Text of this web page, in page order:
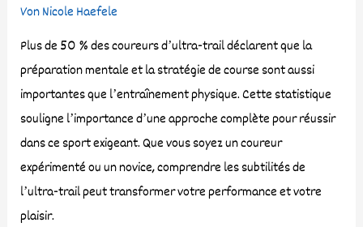
VonNicole Haefele
Plus de 50 % des coureurs d’ultra-trail déclarent que la
préparation mentale et la stratégie de course sont aussi
importantes que l’entraînement physique. Cette statistique
souligne l’importance d’une approche complète pour réussir
dans ce sport exigeant. Que vous soyez un coureur
expérimenté ou un novice, comprendre les subtilités de
l’ultra-trail peut transformer votre performance et votre
plaisir.